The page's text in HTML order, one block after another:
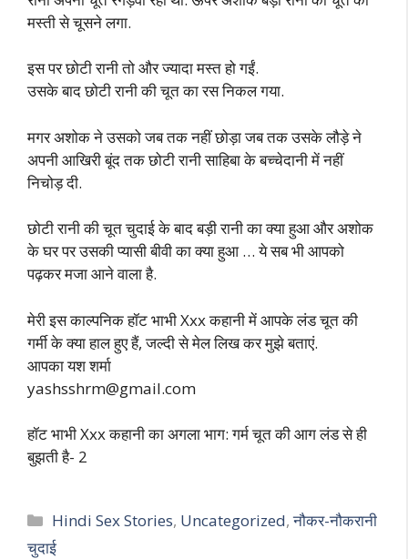
मस्ती से चूसने लगा.
इस पर छोटी रानी तो और ज्यादा मस्त हो गईं.
उसके बाद छोटी रानी की चूत का रस निकल गया.
मगर अशोक ने उसको जब तक नहीं छोड़ा जब तक उसके लौड़े ने
अपनी आखिरी बूंद तक छोटी रानी साहिबा के बच्चेदानी में नहीं
निचोड़ दी.
छोटी रानी की चूत चुदाई के बाद बड़ी रानी का क्या हुआ और अशोक
के घर पर उसकी प्यासी बीवी का क्या हुआ … ये सब भी आपको
पढ़कर मजा आने वाला है.
मेरी इस काल्पनिक हॉट भाभी Xxx कहानी में आपके लंड चूत की
गर्मी के क्या हाल हुए हैं, जल्दी से मेल लिख कर मुझे बताएं.
आपका यश शर्मा
yashsshrm@gmail.com
हॉट भाभी Xxx कहानी का अगला भाग: गर्म चूत की आग लंड से ही
बुझती है- 2
Categories
Hindi Sex Stories, Uncategorized,नौकर-नौकरानी
चुदाई